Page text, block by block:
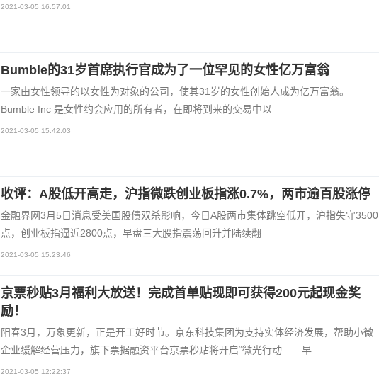
2021-03-05 16:57:01
Bumble的31岁首席执行官成为了一位罕见的女性亿万富翁
一家由女性领导的以女性为对象的公司，使其31岁的女性创​​始人成为亿万富翁。
Bumble Inc 是女性约会应用的所有者，在即将到来的交易中以
2021-03-05 15:42:03
收评：A股低开高走，沪指微跌创业板指涨0.7%，两市逾百股涨停
金融界网3月5日消息受美国股债双杀影响，今日A股两市集体跳空低开，沪指失守3500
点，创业板指逼近2800点，早盘三大股指震荡回升并陆续翻
2021-03-05 15:23:46
京票秒贴3月福利大放送！完成首单贴现即可获得200元起现金奖
励！
阳春3月，万象更新，正是开工好时节。京东科技集团为支持实体经济发展，帮助小微
企业缓解经营压力，旗下票据融资平台京票秒贴将开启“微光行动——早
2021-03-05 12:22:37